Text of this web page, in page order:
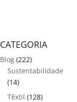
CATEGORIA
Blog (222)
Sustentabilidade
(14)
Têxtil (128)